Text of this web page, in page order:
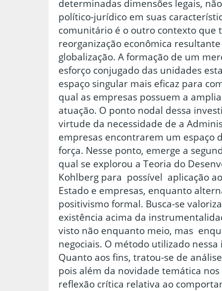
determinadas dimensões legais,
político-jurídico em suas
comunitário é o outro contexto que
reorganização econômica
globalização. A formação de um
esforço conjugado das unidades
espaço singular mais eficaz para
qual as empresas possuem a
atuação. O ponto nodal dessa
virtude da necessidade de a
empresas encontrarem um espaço
força. Nesse ponto, emerge a
qual se explorou a Teoria do
Kohlberg para possível aplicação
Estado e empresas, enquanto
positivismo formal. Busca-se
existência acima da
visto não enquanto meio, mas
negociais. O método utilizado
Quanto aos fins, tratou-se de
pois além da novidade temática
reflexão crítica relativa ao